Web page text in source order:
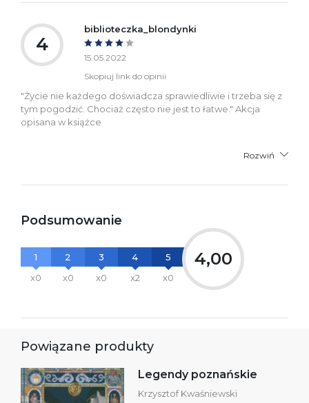
4
biblioteczka_blondynki
15.05.2022
Skopiuj link do opinii
"Życie nie każdego doświadcza sprawiedliwie i trzeba się z
tym pogodzić. Chociaż często nie jest to łatwe." Akcja
opisana w książce
Rozwiń
Podsumowanie
1
x0
2
x0
3
x0
4
x2
5
x0
4,00
Powiązane produkty
Legendy poznańskie
Krzysztof Kwaśniewski